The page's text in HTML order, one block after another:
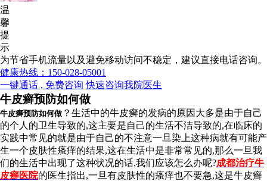
温
馨
提
示
为节省手机流量以及避免移动访问不稳定，建议直接电话咨询。
健康热线：150-028-05001
一键通话 , 免费咨询 快速咨询我院医生
牛皮癣预防如何做
牛皮癣预防如何做 ？生活中的牛皮癣的发病的原因大多是由于自己
的个人的卫生导致的,这主要是自己的生活不洁导致的,在临床的
实践中常见的就是由于自己的不注意一旦染上这种病就有可能产
生一个皮肤性瘙痒的结果,这在生活中是非常常见的,那么一旦我
们的生活中出现了这种状况的话,我们应该怎么办呢?成都治疗牛
皮癣医院的医生指出,一旦有皮肤性的瘙痒也不要急,这是牛皮癣